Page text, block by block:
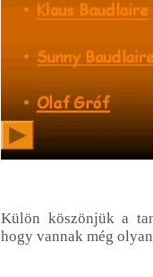
Külön köszönjük a
hogy vannak még